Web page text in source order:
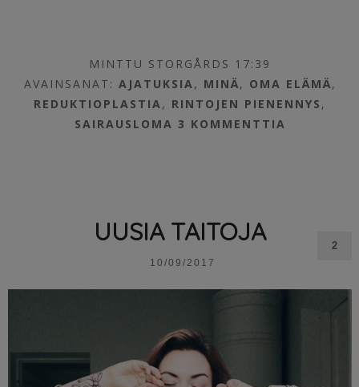
MINTTU STORGÅRDS 17:39
AVAINSANAT: AJATUKSIA , MINÄ, OMA ELÄMÄ,
REDUKTIOPLASTIA , RINTOJEN PIENENNYS ,
SAIRAUSLOMA 3 KOMMENTTIA
UUSIA TAITOJA
10/09/2017
2